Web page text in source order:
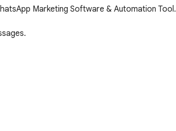
Marketing Software & Automation Tool.